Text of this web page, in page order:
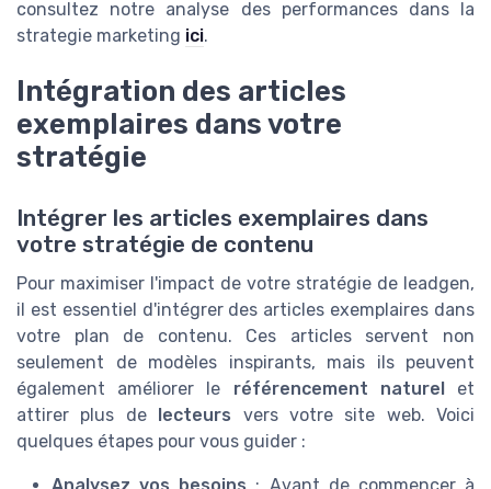
consultez notre analyse des performances dans la
strategie marketing ici.
Intégration des articles
exemplaires dans votre
stratégie
Intégrer les articles exemplaires dans
votre stratégie de contenu
Pour maximiser l'impact de votre stratégie de leadgen,
il est essentiel d'intégrer des articles exemplaires dans
votre plan de contenu. Ces articles servent non
seulement de modèles inspirants, mais ils peuvent
également améliorer le référencement naturelet
attirer plus de lecteurs vers votre site web. Voici
quelques étapes pour vous guider :